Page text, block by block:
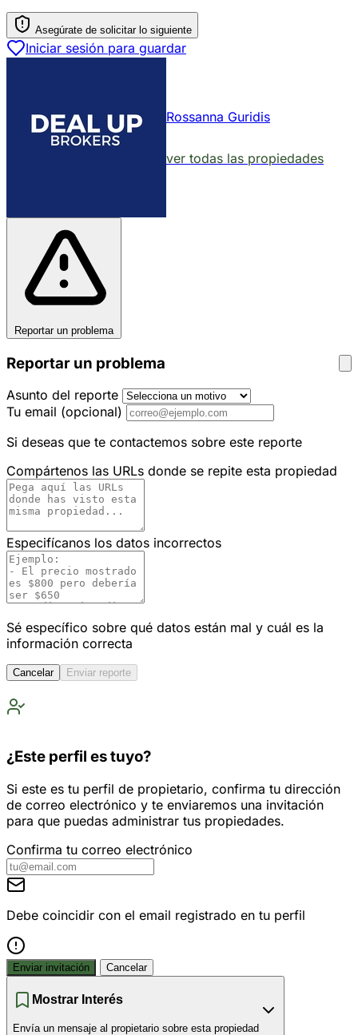
Asegúrate de solicitar lo siguiente
Iniciar sesión para guardar
Rossanna Guridis
ver todas las propiedades
Reportar un problema
Reportar un problema
Asunto del reporte
Tu email (opcional)
Si deseas que te contactemos sobre este reporte
Compártenos las URLs donde se repite esta propiedad
Especifícanos los datos incorrectos
Sé específico sobre qué datos están mal y cuál es la
información correcta
Cancelar Enviar reporte
¿Este perfil es tuyo?
Si este es tu perfil de propietario, confirma tu dirección
de correo electrónico y te enviaremos una invitación
para que puedas administrar tus propiedades.
Confirma tu correo electrónico
Debe coincidir con el email registrado en tu perfil
Enviar invitación Cancelar
Mostrar Interés
Envía un mensaje al propietario sobre esta propiedad